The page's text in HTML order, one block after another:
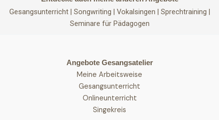
Gesangsunterricht| Songwriting | Vokalsingen | Sprechtraining |
Seminare für Pädagogen
Angebote Gesangsatelier
Meine Arbeitsweise
Gesangsunterricht
Onlineunterricht
Singekreis